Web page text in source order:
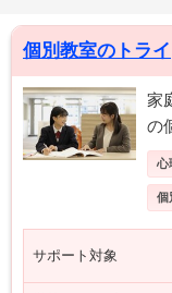
個別教室のトライ
家
の
心
個
サポート対象